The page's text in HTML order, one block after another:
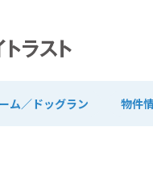
ム／ドッグラン 物件